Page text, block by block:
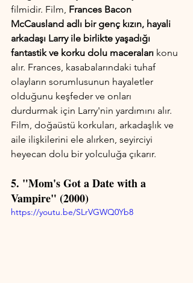
filmidir. Film, Frances Bacon
McCausland adlı bir genç kızın, hayali
arkadaşı Larry ile birlikte yaşadığı
fantastik ve korku dolu maceraları konu
alır. Frances, kasabalarındaki tuhaf
olayların sorumlusunun hayaletler
olduğunu keşfeder ve onları
durdurmak için Larry'nin yardımını alır.
Film, doğaüstü korkuları, arkadaşlık ve
aile ilişkilerini ele alırken, seyirciyi
heyecan dolu bir yolculuğa çıkarır.
5. "Mom's Got a Date with a
Vampire" (2000)
https://youtu.be/SLrVGWQ0Yb8